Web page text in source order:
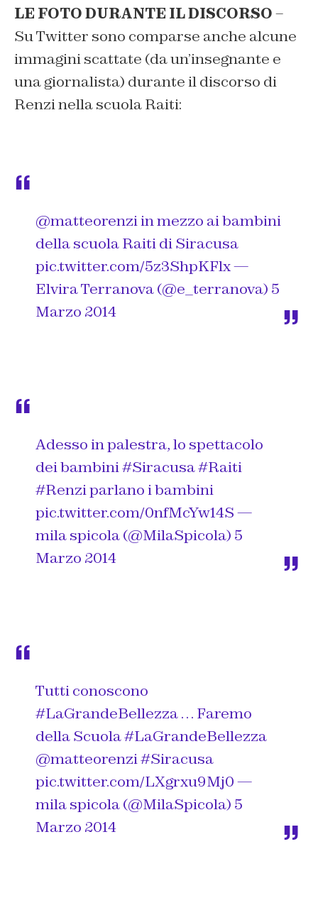
LE FOTO DURANTE IL DISCORSO–
Su Twitter sono comparse anche alcune
immagini scattate (da un’insegnante e
una giornalista) durante il discorso di
Renzi nella scuola Raiti:
@matteorenziin mezzo ai bambini
della scuola Raiti di Siracusa
pic.twitter.com/5z3ShpKFlx—
Elvira Terranova (@e_terranova) 5
Marzo 2014
Adesso in palestra, lo spettacolo
dei bambini#Siracusa#Raiti
#Renziparlano i bambini
pic.twitter.com/0nfMcYw14S—
mila spicola (@MilaSpicola) 5
Marzo 2014
Tutti conoscono
#LaGrandeBellezza… Faremo
della Scuola#LaGrandeBellezza
@matteorenzi#Siracusa
pic.twitter.com/LXgrxu9Mj0—
mila spicola (@MilaSpicola) 5
Marzo 2014